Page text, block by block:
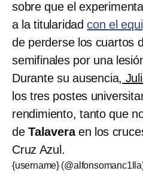
sobre que el
a la titularidadcon el
de perderse los cuartos
semifinales por una
Durante su ausencia,
los tres postes
rendimiento, tanto que
de Talaveraen los
Cruz Azul.
{username}